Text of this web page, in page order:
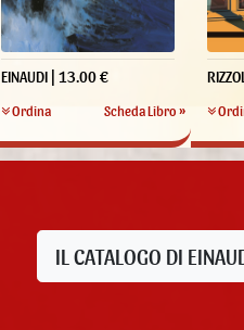
EINAUDI | 13.00 €
Ordina Scheda Libro »
IL CATALOGO DI